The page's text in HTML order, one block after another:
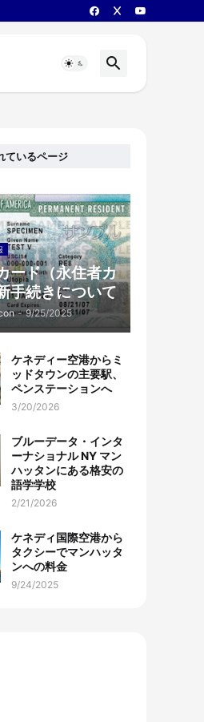
ているページ
ード（永住者カ
手続きについて
- 9/25/2025
ケネディー空港からミ
ッドタウンの主要駅、
ペンステーションへ
3/20/2026
ブルーデータ・インタ
ーナショナル NY マン
ハッタンにある格安の
語学学校
2/21/2026
ケネディ国際空港から
タクシーでマンハッタ
ンへの料金
9/24/2025